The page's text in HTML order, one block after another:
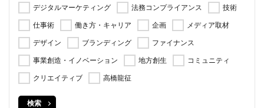
デジタルマーケティング
法務コンプライアンス
技術
仕事術
働き方・キャリア 企画
メディア取材
デザイン
ブランディング
ファイナンス
事業創造・イノベーション
地方創生
コミュニティ
クリエイティブ
高橋龍征
検索